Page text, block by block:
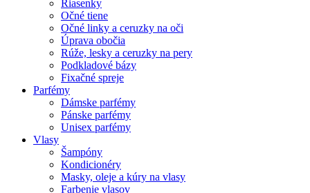
Riasenky
Očné tiene
Očné linky a ceruzky na oči
Úprava obočia
Rúže, lesky a ceruzky na pery
Podkladové bázy
Fixačné spreje
Parfémy
Dámske parfémy
Pánske parfémy
Unisex parfémy
Vlasy
Šampóny
Kondicionéry
Masky, oleje a kúry na vlasy
Farbenie vlasov